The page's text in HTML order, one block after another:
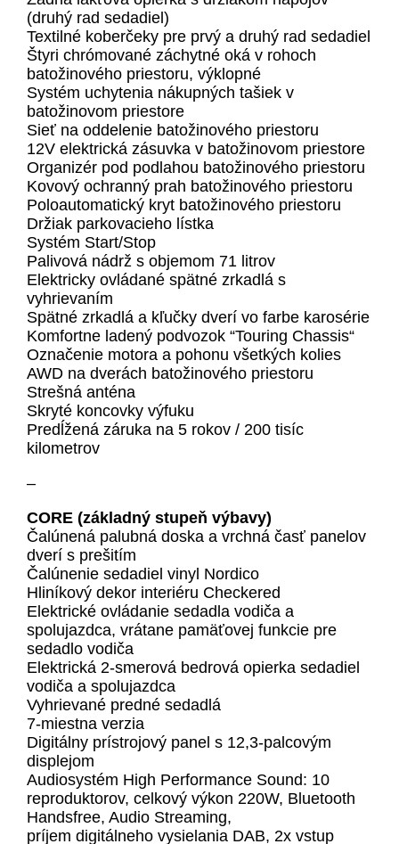
(druhý rad sedadiel)
Textilné koberčeky pre prvý a druhý rad sedadiel
Štyri chrómované záchytné oká v rohoch
batožinového priestoru, výklopné
Systém uchytenia nákupných tašiek v
batožinovom priestore
Sieť na oddelenie batožinového priestoru
12V elektrická zásuvka v batožinovom priestore
Organizér pod podlahou batožinového priestoru
Kovový ochranný prah batožinového priestoru
Poloautomatický kryt batožinového priestoru
Držiak parkovacieho lístka
Systém Start/Stop
Palivová nádrž s objemom 71 litrov
Elektricky ovládané spätné zrkadlá s
vyhrievaním
Spätné zrkadlá a kľučky dverí vo farbe karosérie
Komfortne ladený podvozok “Touring Chassis“
Označenie motora a pohonu všetkých kolies
AWD na dverách batožinového priestoru
Strešná anténa
Skryté koncovky výfuku
Predĺžená záruka na 5 rokov / 200 tisíc
kilometrov
–
CORE (základný stupeň výbavy)
Čalúnená palubná doska a vrchná časť panelov
dverí s prešitím
Čalúnenie sedadiel vinyl Nordico
Hliníkový dekor interiéru Checkered
Elektrické ovládanie sedadla vodiča a
spolujazdca, vrátane pamäťovej funkcie pre
sedadlo vodiča
Elektrická 2-smerová bedrová opierka sedadiel
vodiča a spolujazdca
Vyhrievané predné sedadlá
7-miestna verzia
Digitálny prístrojový panel s 12,3-palcovým
displejom
Audiosystém High Performance Sound: 10
reproduktorov, celkový výkon 220W, Bluetooth
Handsfree, Audio Streaming,
príjem digitálneho vysielania DAB, 2x vstup